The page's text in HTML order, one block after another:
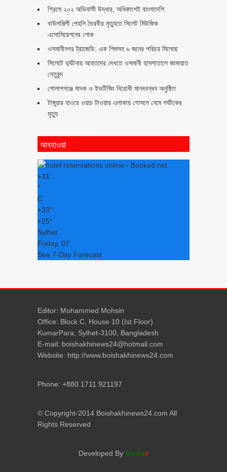
গ্রিসে ২০২ অভিবাসী উদ্ধার, অধিকাংশই বাংলাদেশি
বাউলশিল্পী পেহলি ভৈরবীর মৃত্যুতে সিলেট মিউজিক
এসোসিয়েশনের শোক
ওসমানীনগর ট্রাজেডি: এক শিশুসহ ৬ জনের পরিচয় মিলেছে
সিলেটে দুর্ঘটনায় আহতদের দেখতে ওসমানী হাসপাতালে জামায়াত
নেতৃবৃন্দ
গোলাপগঞ্জে মাদক ও ইভটিজিং বিরোধী মানববন্ধন অনুষ্ঠিত
টাঙ্গুয়ার হাওরে ওয়াচ টাওয়ার এলাকায় গোসলে নেমে পর্যটকের
মৃত্যু
আবহাওয়া
+31
°
C
+33°
+25°
Sylhet
Friday, 07
See 7-Day Forecast
Editor: Mohammed Mohsin
Office: Block C, House 10 (Ist Floor)
KumarPara, Sylhet-3100, Bangladesh
E-mail: boishakhinews24@hotmail.com
Website: http://www.boishakhinews24.com
Phone: +880 1711 921197
© Copyright-2014 Boishakhinews24.com All
Rights Reserved
Developed By Mediait